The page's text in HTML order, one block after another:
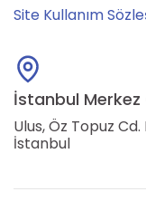
Site Kullanım
İstanbul Merkez
Ulus, Öz Topuz
İstanbul